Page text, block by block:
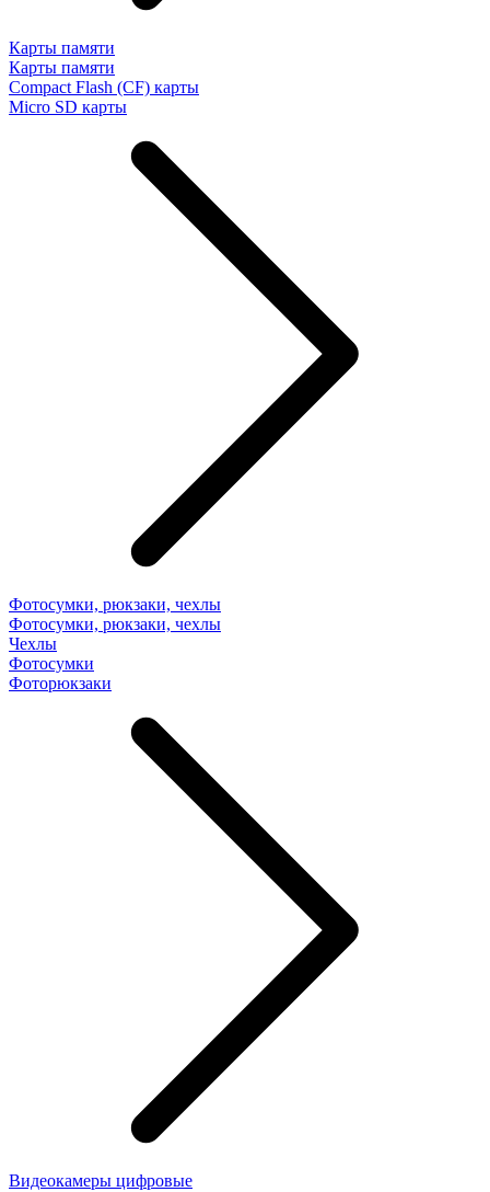
Карты памяти
Карты памяти
Compact Flash (CF) карты
Micro SD карты
Фотосумки, рюкзаки, чехлы
Фотосумки, рюкзаки, чехлы
Чехлы
Фотосумки
Фоторюкзаки
Видеокамеры цифровые